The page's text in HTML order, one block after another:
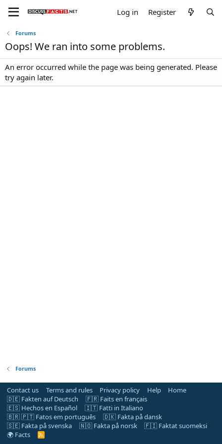
Log in Register
Forums
Oops! We ran into some problems.
An error occurred while the page was being generated. Please
try again later.
Forums
Contact us Terms and rules Privacy policy Help
Home
🇩🇪 Fakten auf Deutsch
🇫🇷 Faits en français
🇪🇸 Hechos en Español
🇮🇹 Fatti in Italiano
🇧🇷 🇵🇹 Fatos em português
🇩🇰 Fakta på dansk
🇸🇪 Fakta på svenska
🇳🇴 Fakta på norsk
🇫🇮 Faktat suomeksi
🌍 Facts
R